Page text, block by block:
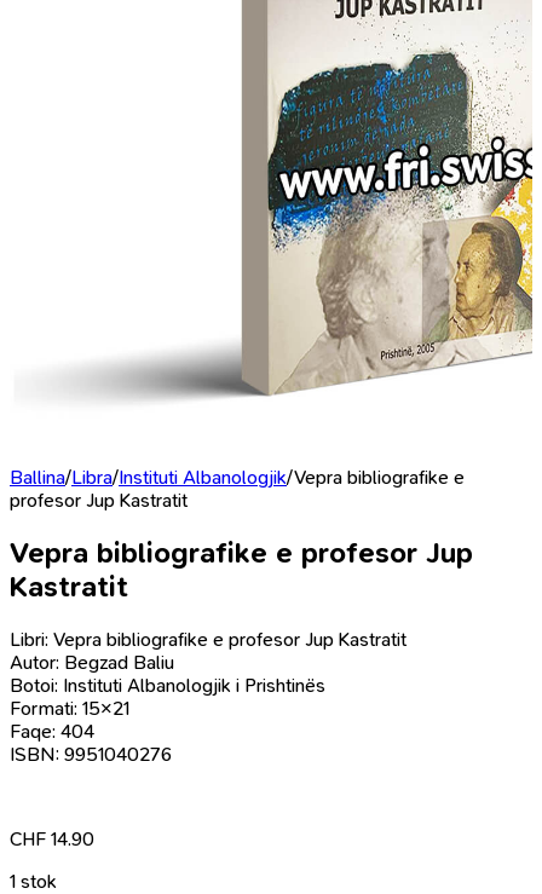
Ballina/Libra/Instituti Albanologjik/Vepra bibliografike e
profesor Jup Kastratit
Vepra bibliografike e profesor Jup
Kastratit
Libri: Vepra bibliografike e profesor Jup Kastratit
Autor: Begzad Baliu
Botoi: Instituti Albanologjik i Prishtinës
Formati: 15×21
Faqe: 404
ISBN: 9951040276
CHF 14.90
1 stok